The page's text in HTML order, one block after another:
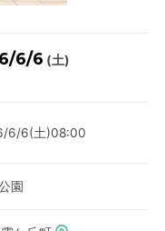
6/6 (土)
6/6(土)08:00
園